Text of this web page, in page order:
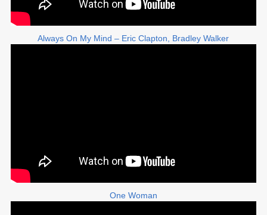
Always On My Mind – Eric Clapton, Bradley Walker
One Woman